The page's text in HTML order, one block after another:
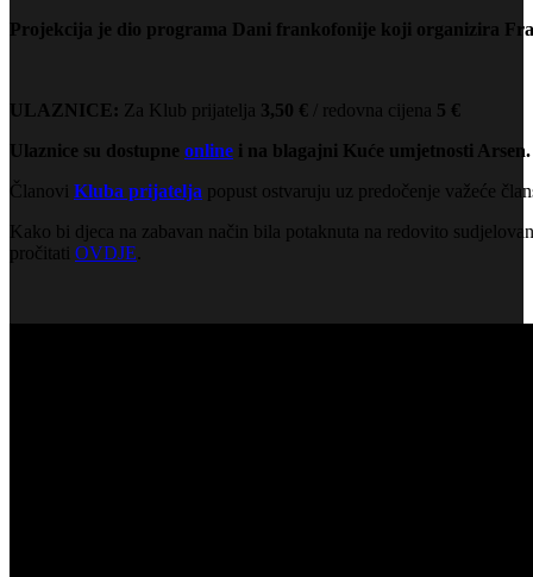
Projekcija je dio programa Dani frankofonije koji organizira
ULAZNICE: Za Klub prijatelja 3,50 € / redovna cijena 5 €
Ulaznice su dostupne online i na blagajni Kuće umjetnosti Arsen.
Članovi Kluba prijatelja popust ostvaruju uz predočenje važeće
Kako bi djeca na zabavan način bila potaknuta na redovito
pročitati OVDJE